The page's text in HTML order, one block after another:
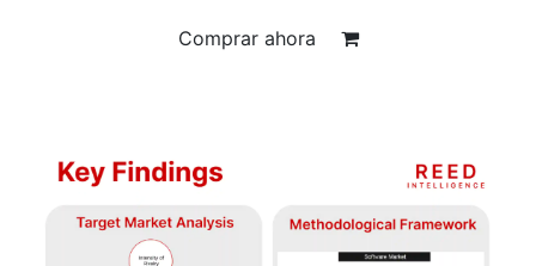
Comprar ahora